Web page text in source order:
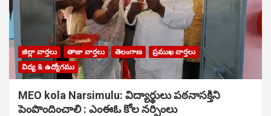
జిల్లా వార్తలు తాజా వార్తలు తెలంగాణ
ప్రముఖ వార్తలు
విద్య & ఉద్యోగము
MEO kola Narsimulu: విద్యార్థులు పఠ‌నాసక్తిని
పెంపొందించాలి : ఎంఈఓ కోల నర్సింలు